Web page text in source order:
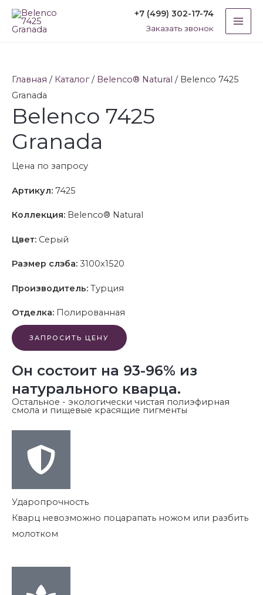
Перейти
+7 (499) 302-17-74
Заказать звонок
Главная / Каталог/ Belenco® Natural / Belenco 7425
Granada
Belenco 7425
Granada
Цена по запросу
Артикул: 7425
Коллекция: Belenco® Natural
Цвет: Серый
Размер слэба: 3100x1520
Производитель: Турция
Отделка: Полированная
ЗАПРОСИТЬ ЦЕНУ
Он состоит на 93-96% из
натурального кварца.
Остальное - экологически чистая полиэфирная
смола и пищевые красящие пигменты
Ударопрочность
Кварц невозможно поцарапать ножом или разбить
молотком